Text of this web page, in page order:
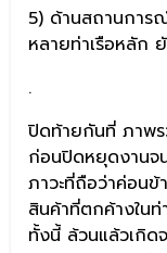
5) ด้านสถานการ
หลายท่าเรือหลัก
.
ปิดท้ายกันที่ ภาพร
ก่อนปิดหยุดงานจ
ภาวะที่ถือว่าค่อน
สินค้าที่ตกค้างในท่
ทั้งนี้ ล้วนแล้วเกิ